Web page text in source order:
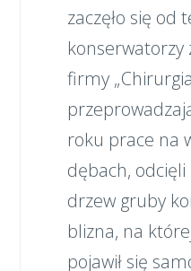
zaczęło się od
konserwatorzy
firmy
roku prace na
dębach,
drzew gruby
blizna, na
pojawił się